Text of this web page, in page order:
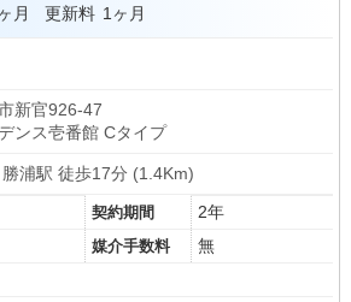
月 更新料 1ヶ月
新官926-47
ンス壱番館 Cタイプ
勝浦駅 徒歩17分 (1.4Km)
契約期間 2年
媒介手数料 無